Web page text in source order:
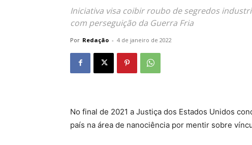
Iniciativa visa coibir roubo de segredos
com perseguição da Guerra Fria
Por Redação - 4 de janeiro de 2022
No final de 2021 a Justiça dos Estados Unidos
país na área de nanociência por mentir sobre